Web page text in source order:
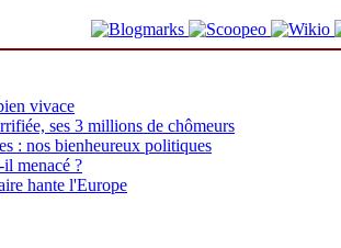
vivace
ses 3 millions de chômeurs
: nos bienheureux politiques
il menacé ?
hante l'Europe